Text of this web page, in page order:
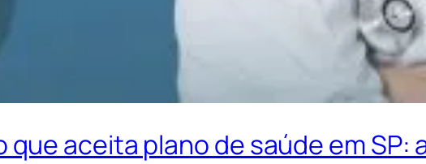
aceita plano de saúde em SP: